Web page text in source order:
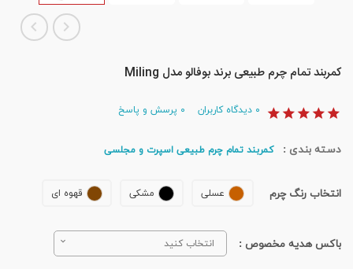
کمربند تمام چرم طبیعی برند بوفالو مدل Miling
دیدگاه کاربران پرسش و پاسخ
دسته بندی : کمربند تمام چرم طبیعی اسپرت و مجلسی
انتخاب رنگ چرم عسلی مشکی قهوه ای
باکس هدیه مخصوص : انتخاب کنید